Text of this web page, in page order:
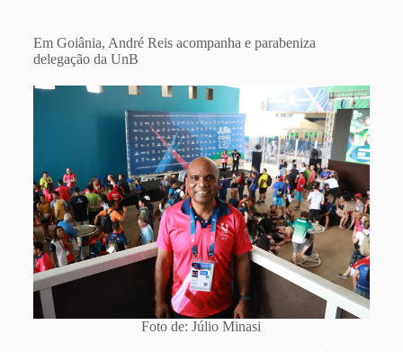
Em Goiânia, André Reis acompanha e parabeniza
delegação da UnB
Foto de: Júlio Minasi